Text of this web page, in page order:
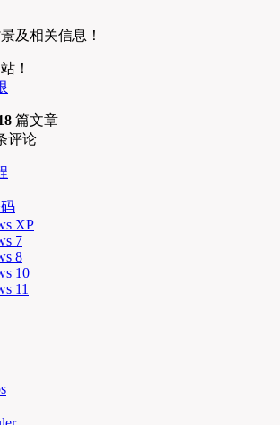
及相关信息！
！
篇文章
评论
XP
7
8
10
11